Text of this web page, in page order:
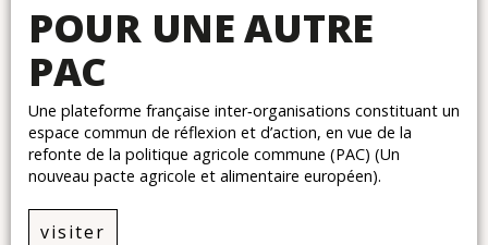
POUR UNE AUTRE
PAC
Une plateforme française inter‐organisations constituant un
espace commun de réflexion et d’action, en vue de la
refonte de la politique agricole commune (PAC) (Un
nouveau pacte agricole et alimentaire européen).
visiter